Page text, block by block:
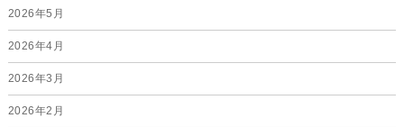
2026年5月
2026年4月
2026年3月
2026年2月